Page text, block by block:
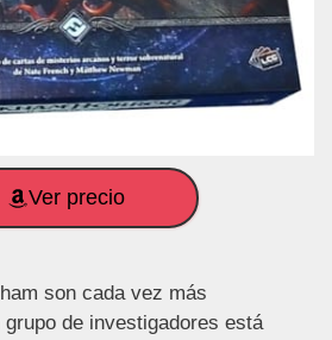
Ver precio
son cada vez más
de investigadores está